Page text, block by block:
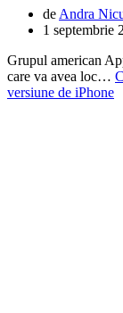
de Andra
1 septembrie
Grupul american
care va avea loc…
versiune de iPhone